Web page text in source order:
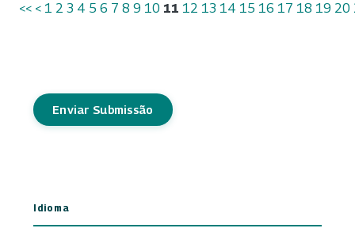
<< < 1 2 3 4 5 6 7 8 9 10 11 12 13 14 15 16 17 18 19 20
Enviar Submissão
Idioma